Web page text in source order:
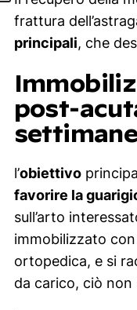
frattura
principali, che
post-
l’obiettivo
favorire la
sull’arto
immobilizzato con
ortopedica, e si
da carico, ciò